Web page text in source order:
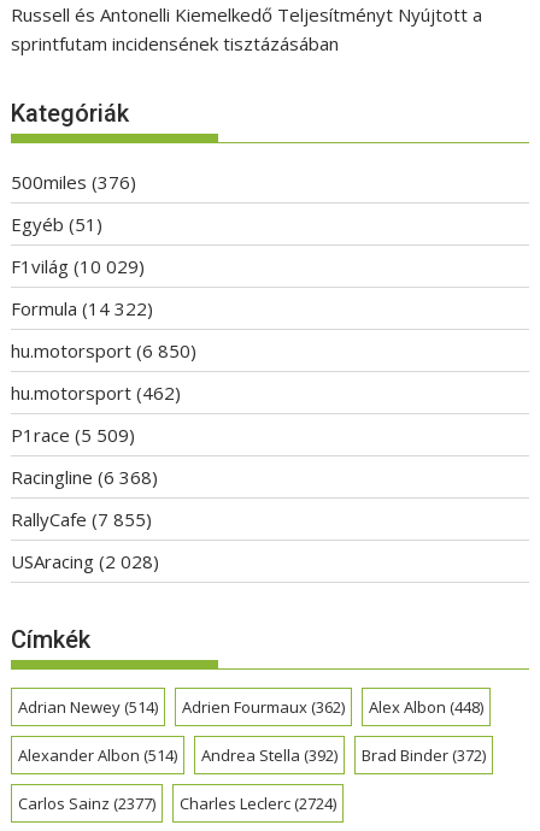
Russell és Antonelli Kiemelkedő Teljesítményt Nyújtott a
sprintfutam incidensének tisztázásában
Kategóriák
500miles (376)
Egyéb (51)
F1világ (10 029)
Formula (14 322)
hu.motorsport (6 850)
hu.motorsport (462)
P1race (5 509)
Racingline (6 368)
RallyCafe (7 855)
USAracing (2 028)
Címkék
Adrian Newey(514) Adrien Fourmaux(362) Alex Albon (448)
Alexander Albon (514) Andrea Stella (392) Brad Binder(372)
Carlos Sainz (2377) Charles Leclerc(2724)